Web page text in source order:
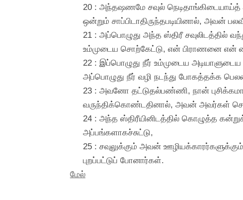
20 : அந்தஷணமே சவுல் நெடிதாங்கிடையாய்த்
ஒன்றும் சாப்பிடாதிருந்தபடியினால், அவன்
21 : அப்பொழுது அந்த ஸ்திரீ சவுலிடத்தில்
உம்முடைய சொற்கேட்டு, என் பிராணனை என்
22 : இப்பொழுது நீர் உம்முடைய
அப்பொழுது நீர் வழி நடந்து போகத்தக்க
23 : அவனோ தட்டுதல்பண்ணி, நான்
வருந்திக்கொண்டதினால், அவன் அவர்கள்
24 : அந்த ஸ்திரீயினிடத்தில் கொழுத்த
அப்பங்களாகச்சுட்டு,
25 : சவுலுக்கும் அவன்
புறப்பட்டுப் போனார்கள்.
மேல்